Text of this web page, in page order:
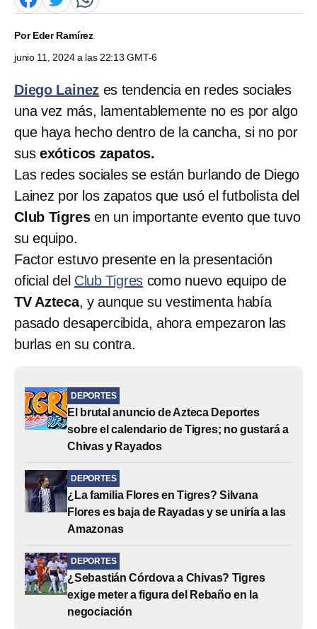
PorEder Ramírez
junio 11, 2024 a las 22:13 GMT-6
Diego Lainez es tendencia en redes sociales
una vez más, lamentablemente no es por algo
que haya hecho dentro de la cancha, si no por
susexóticos zapatos.
Las redes sociales se están burlando de Diego
Lainez por los zapatos que usó el futbolista del
Club Tigres en un importante evento que tuvo
su equipo.
Factor estuvo presente en la presentación
oficial del Club Tigres como nuevo equipo de
TV Azteca, y aunque su vestimenta había
pasado desapercibida, ahora empezaron las
burlas en su contra.
DEPORTES
El brutal anuncio de Azteca Deportes
sobre el calendario de Tigres; no gustará a
Chivas y Rayados
DEPORTES
¿La familia Flores en Tigres? Silvana
Flores es baja de Rayadas y se uniría a las
Amazonas
DEPORTES
¿Sebastián Córdova a Chivas? Tigres
exige meter a figura del Rebaño en la
negociación